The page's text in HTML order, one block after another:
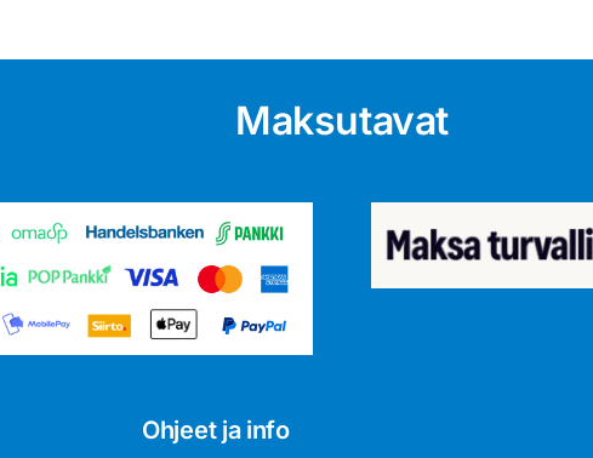
Maksutavat
Ohjeet ja info